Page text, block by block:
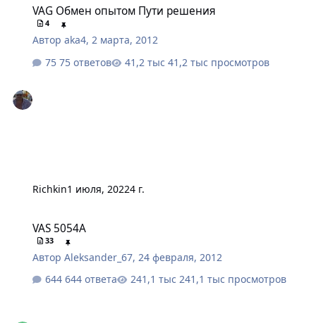
VAG Обмен опытом Пути решения
4
Авторaka4,2 марта, 2012
75 ответов
41,2 тыс просмотров
Richkin1 июля, 20224 г.
VAS 5054A
33
АвторAleksander_67,24 февраля, 2012
644 ответа
241,1 тыс просмотров